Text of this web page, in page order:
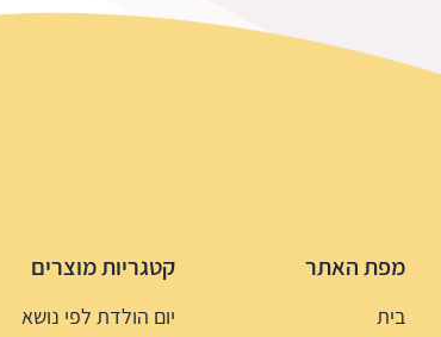
מפת האתר
בית
קטגריות מוצרים
יום הולדת לפי נושא